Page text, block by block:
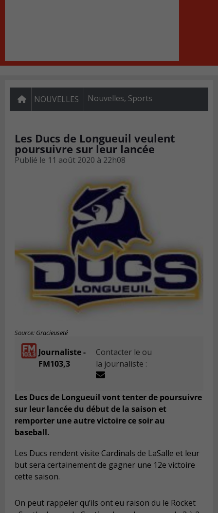
NOUVELLES Nouvelles, Sports
Les Ducs de Longueuil veulent
poursuivre sur leur lancée
Publié le 11 août 2020 à 22h08
Source: Gracieuseté
Journaliste -
FM103,3
Contacter le ou
la journaliste :
Les Ducs de Longueuil vont tenter de poursuivre
sur leur lancée du début de la saison et
remporter une autre victoire ce soir au
baseball.
Les Ducs rendent visite Cardinals de LaSalle et leur
but sera certainement de gagner une 12e victoire
cette saison.
On peut rappeler qu’ils ont eu raison du le Rocket